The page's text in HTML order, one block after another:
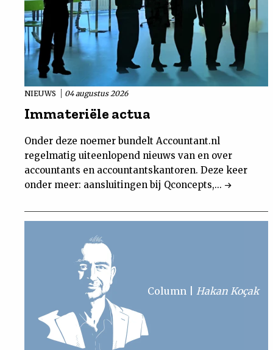
NIEUWS 04 augustus 2026
Immateriële actua
Onder deze noemer bundelt Accountant.nl
regelmatig uiteenlopend nieuws van en over
accountants en accountantskantoren. Deze keer
onder meer: aansluitingen bij Qconcepts,...
Column Hakan Koçak